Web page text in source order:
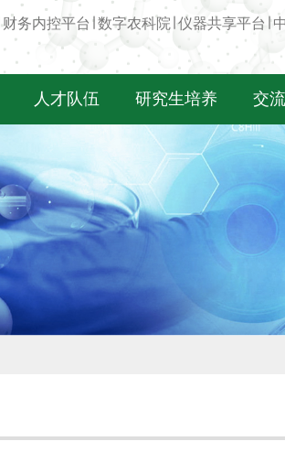
∣财务内控平台 ∣ 数字农科院 ∣仪器共享平台 ∣
人才队伍 研究生培养 交